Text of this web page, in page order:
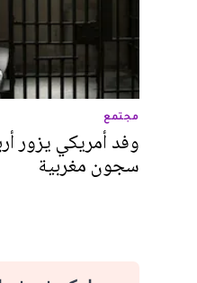
مجتمع
وفد أمريكي يزور
سجون مغربية